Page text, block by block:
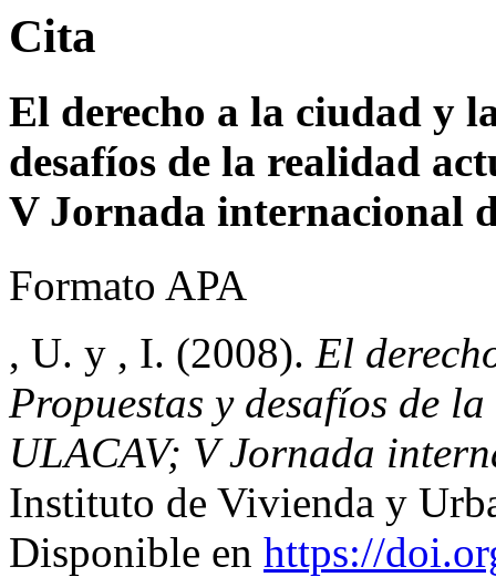
Cita
El derecho a la ciudad y
desafíos de la realidad
V Jornada internacional
Formato APA
, U. y , I. (2008). El
Propuestas y desafíos de
ULACAV; V Jornada
Instituto de Vivienda y
Disponible en https://